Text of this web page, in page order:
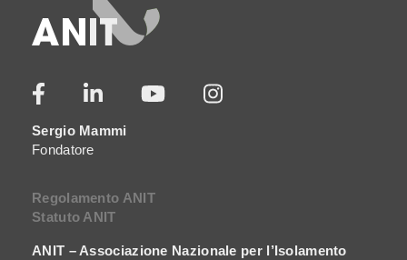
Sergio Mammi
Fondatore
Regolamento ANIT
Statuto ANIT
ANIT – Associazione Nazionale per l’Isolamento